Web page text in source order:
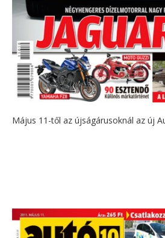
Május 11-től az újságárusoknál az új